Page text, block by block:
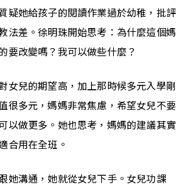
疑她給孩子的閱讀作業過於幼稚，批評
法差。徐明珠開始思考：為什麼這個媽
要改變嗎？我可以做些什麼？
女兒的期望高，加上那時候多元入學剛
很多元，媽媽非常焦慮，希望女兒不要
以做更多。她也思考，媽媽的建議其實
合用在全班。
她溝通，她就從女兒下手。女兒功課